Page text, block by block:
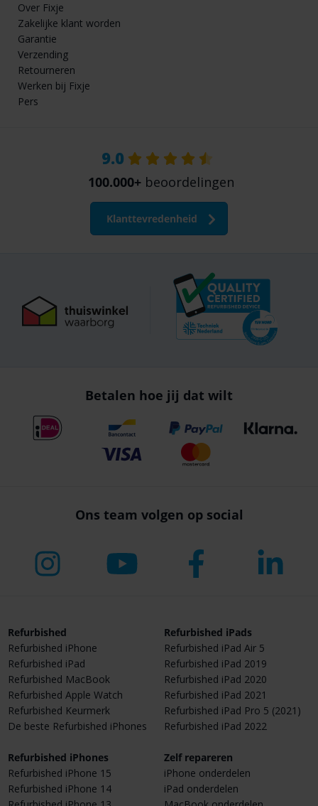
Over Fixje
Zakelijke klant worden
Garantie
Verzending
Retourneren
Werken bij Fixje
Pers
9.0
100.000+ beoordelingen
Klanttevredenheid
Betalen hoe jij dat wilt
Ons team volgen op social
Refurbished
Refurbished iPhone
Refurbished iPad
Refurbished MacBook
Refurbished Apple Watch
Refurbished Keurmerk
De beste Refurbished iPhones
Refurbished iPhones
Refurbished iPhone 15
Refurbished iPhone 14
Refurbished iPads
Refurbished iPad Air 5
Refurbished iPad 2019
Refurbished iPad 2020
Refurbished iPad 2021
Refurbished iPad Pro 5 (2021)
Refurbished iPad 2022
Zelf repareren
iPhone onderdelen
iPad onderdelen